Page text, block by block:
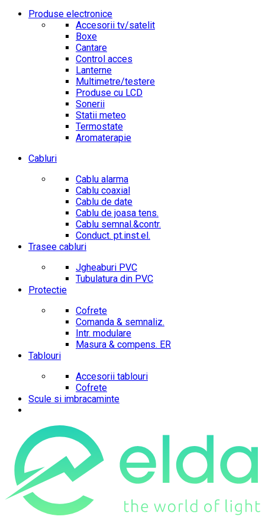
Produse electronice
Accesorii tv/satelit
Boxe
Cantare
Control acces
Lanterne
Multimetre/testere
Produse cu LCD
Sonerii
Statii meteo
Termostate
Aromaterapie
Cabluri
Cablu alarma
Cablu coaxial
Cablu de date
Cablu de joasa tens.
Cablu semnal.&contr.
Conduct. pt.inst.el.
Trasee cabluri
Jgheaburi PVC
Tubulatura din PVC
Protectie
Cofrete
Comanda & semnaliz.
Intr. modulare
Masura & compens. ER
Tablouri
Accesorii tablouri
Cofrete
Scule si imbracaminte